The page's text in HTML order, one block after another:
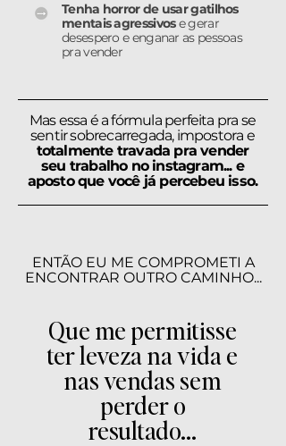
Tenha horror de usar gatilhos
mentais agressivose gerar
desespero e enganar as pessoas
pra vender
Mas essa é a fórmula perfeita pra se
sentir sobrecarregada, impostora e
totalmente travada pra vender
seu trabalho no instagram... e
aposto que você já percebeu isso.
ENTÃO EU ME COMPROMETI A
ENCONTRAR OUTRO CAMINHO...
Que me permitisse
ter leveza na vida e
nas vendas sem
perder o
resultado...